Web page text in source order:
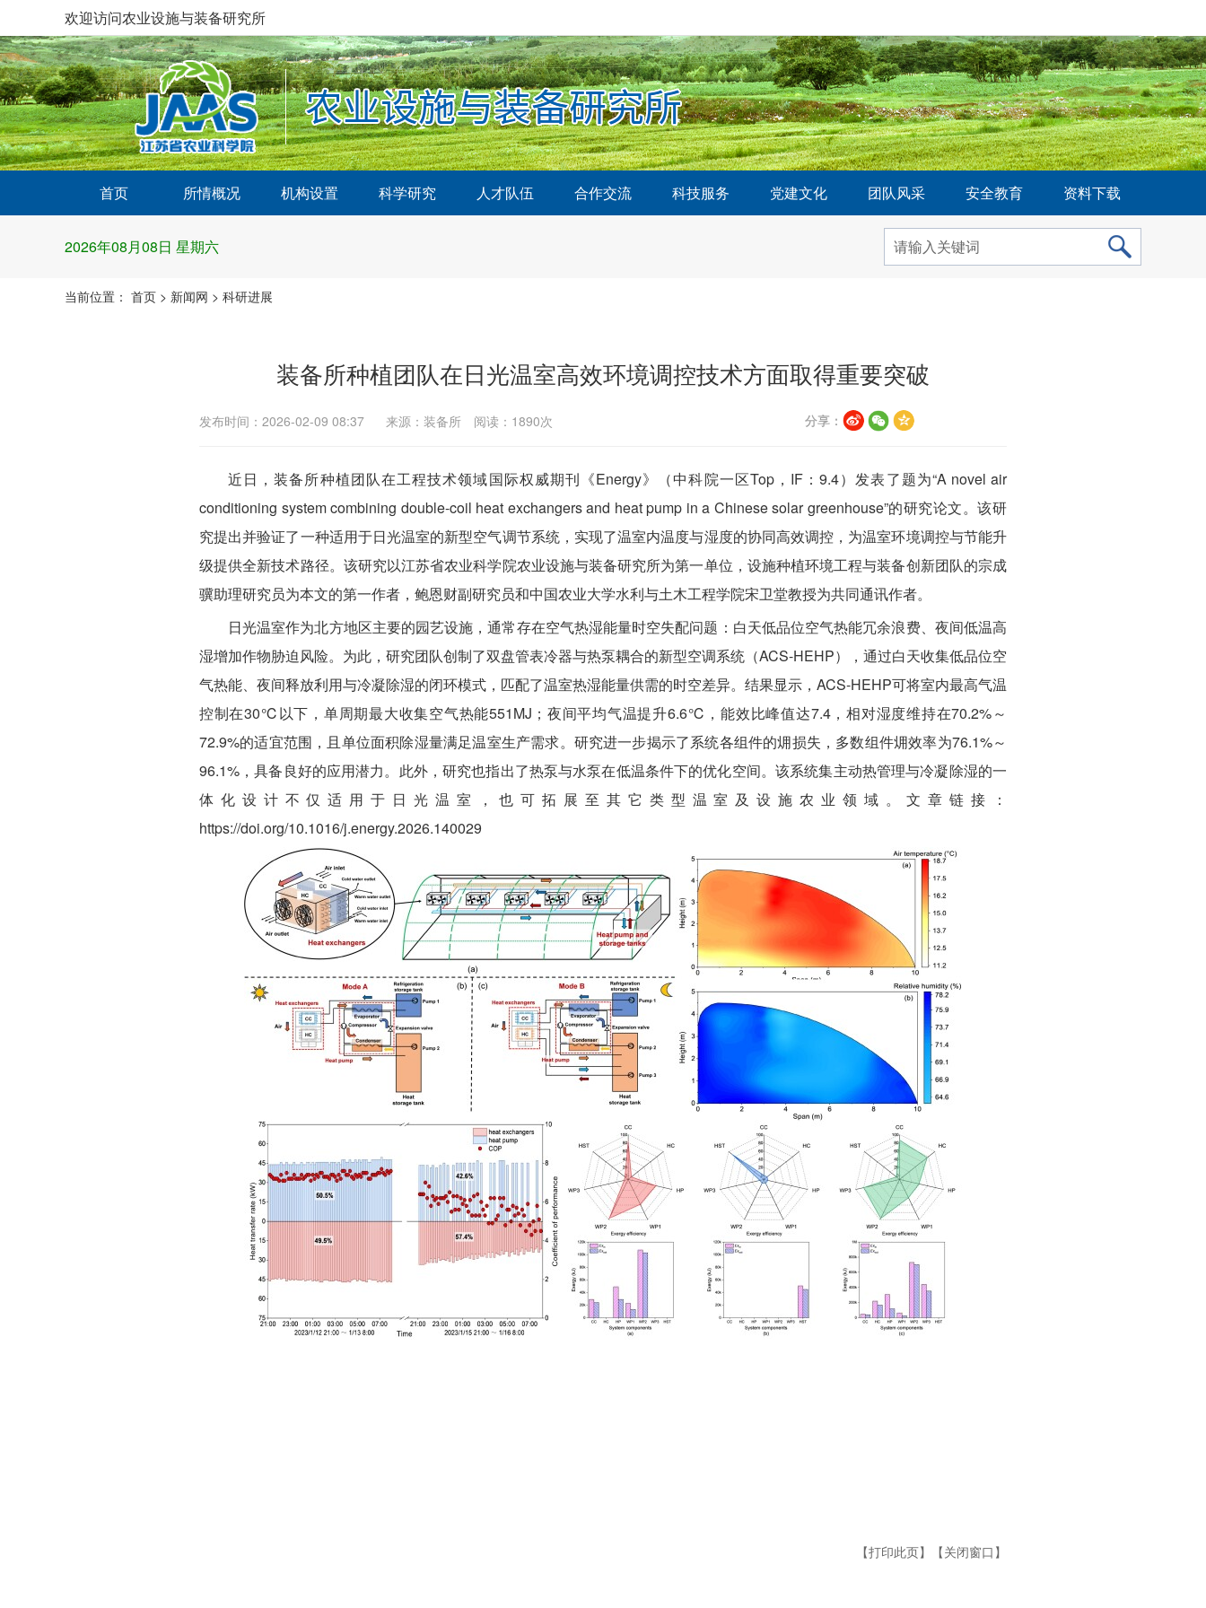
欢迎访问农业设施与装备研究所
首页 所情概况 机构设置 科学研究 人才队伍 合作交流 科技服务 党建文化 团队风采 安全教育 资料下载
2026年08月08日 星期六
当前位置： 首页 > 新闻网 > 科研进展
装备所种植团队在日光温室高效环境调控技术方面取得重要突破
发布时间：2026-02-09 08:37 来源：装备所 阅读： 1890次 分享：
近日，装备所种植团队在工程技术领域国际权威期刊《Energy》（中科院一区Top，IF：9.4）发表了题为“A novel air
conditioning system combining double-coil heat exchangers and heat pump in a Chinese solar greenhouse”的研究论文。该研
究提出并验证了一种适用于日光温室的新型空气调节系统，实现了温室内温度与湿度的协同高效调控，为温室环境调控与节能升
级提供全新技术路径。该研究以江苏省农业科学院农业设施与装备研究所为第一单位，设施种植环境工程与装备创新团队的宗成
骥助理研究员为本文的第一作者，鲍恩财副研究员和中国农业大学水利与土木工程学院宋卫堂教授为共同通讯作者。
日光温室作为北方地区主要的园艺设施，通常存在空气热湿能量时空失配问题：白天低品位空气热能冗余浪费、夜间低温高
湿增加作物胁迫风险。为此，研究团队创制了双盘管表冷器与热泵耦合的新型空调系统（ACS-HEHP），通过白天收集低品位空
气热能、夜间释放利用与冷凝除湿的闭环模式，匹配了温室热湿能量供需的时空差异。结果显示，ACS-HEHP可将室内最高气温
控制在30℃以下，单周期最大收集空气热能551MJ；夜间平均气温提升6.6℃，能效比峰值达7.4，相对湿度维持在70.2%～
72.9%的适宜范围，且单位面积除湿量满足温室生产需求。研究进一步揭示了系统各组件的㶲损失，多数组件㶲效率为76.1%～
96.1%，具备良好的应用潜力。此外，研究也指出了热泵与水泵在低温条件下的优化空间。该系统集主动热管理与冷凝除湿的一
体化设计不仅适用于日光温室，也可拓展至其它类型温室及设施农业领域。文章链接：
https://doi.org/10.1016/j.energy.2026.140029
【打印此页】 【关闭窗口】